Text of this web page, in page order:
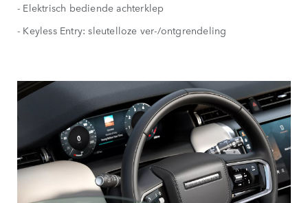
- Elektrisch bediende achterklep
- Keyless Entry: sleutelloze ver-/ontgrendeling